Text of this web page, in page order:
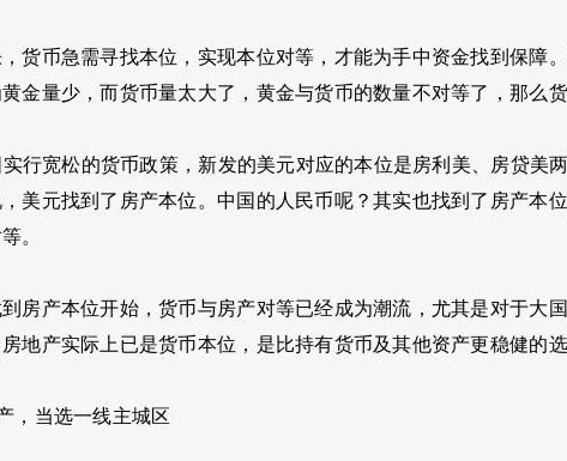
货币急需寻找本位，实现本位对等，才能为手中资金找到保障
金量少，而货币量太大了，黄金与货币的数量不对等了，那么
实行宽松的货币政策，新发的美元对应的本位是房利美、房贷美
美元找到了房产本位。中国的人民币呢？其实也找到了房产本
。
房产本位开始，货币与房产对等已经成为潮流，尤其是对于大
地产实际上已是货币本位，是比持有货币及其他资产更稳健的选
，当选一线主城区